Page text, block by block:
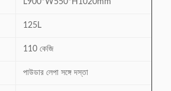
L900*W550*H1020mm
125L
110 কেজি
পাউডার লেপা সঙ্গে দস্তা